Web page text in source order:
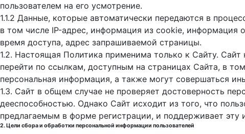
пользователем на его усмотрение.
1.1.2 Данные, которые автоматически передаются в
в том числе IP-адрес, информация из cookie, информация
время доступа, адрес запрашиваемой страницы.
1.2. Настоящая Политика применима только к Сайту. Сайт
перейти по ссылкам, доступным на страницах Сайта, в
персональная информация, а также могут совершаться
1.3. Сайт в общем случае не проверяет достоверность
дееспособностью. Однако Сайт исходит из того, что
предлагаемым в форме регистрации, и поддерживает
2. Цели сбора и обработки персональной информации пользователей